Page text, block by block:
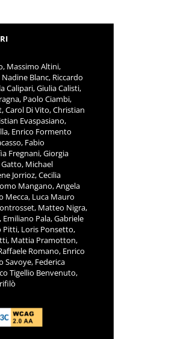
Massimo Altini,
Blanc, Riccardo
Calipari, Giulia Calisti,
Paolo Ciambi,
Carol Di Vito, Christian
Evaspasiano,
Enrico Formento
Fabio
Fregnani, Giorgia
Michael
Jorrioz, Cecilia
Mangano, Angela
Mecca, Luca Mauro
Matteo Nigra,
Pala, Gabriele
Pitti, Loris Ponsetto,
Mattia Pramotton,
Romano, Enrico
Savoye, Federica
Tigellio Benvenuto,